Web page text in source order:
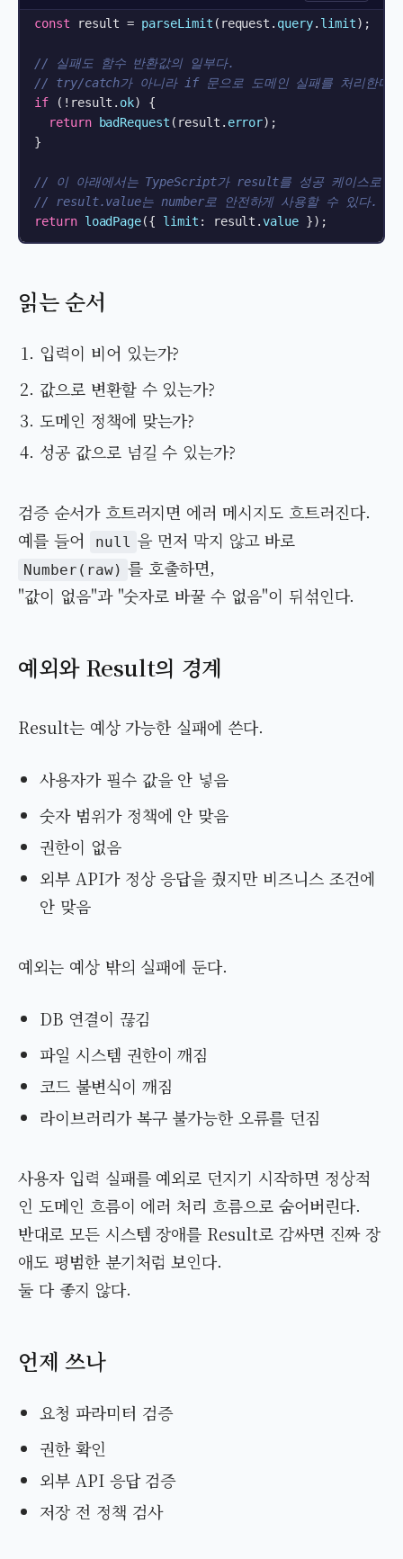
const result = parseLimit (request. query. limit);
// 실패도 함수 반환값의 일부다.
// try/catch가 아니라 if 문으로 도메인 실패를 처리한다.
if (!result. ok) {
return
badRequest (result. error);
}
// 이 아래에서는 TypeScript가 result를 성공 케이스로 좁
// result.value는 number로 안전하게 사용할 수 있다.
return loadPage({ limit : result.value
읽는 순서
입력이 비어 있는가?
값으로 변환할 수 있는가?
도메인 정책에 맞는가?
성공 값으로 넘길 수 있는가?
검증 순서가 흐트러지면 에러 메시지도 흐트러진다.
예를 들어
null 을 먼저 막지 않고 바로
Number(raw) 를 호출하면,
"값이 없음"과 "숫자로 바꿀 수 없음"이 뒤섞인다.
예외와 Result의 경계
Result는 예상 가능한 실패에 쓴다.
사용자가 필수 값을 안 넣음
숫자 범위가 정책에 안 맞음
권한이 없음
외부 API가 정상 응답을 줬지만 비즈니스 조건에
안 맞음
예외는 예상 밖의 실패에 둔다.
DB 연결이 끊김
파일 시스템 권한이 깨짐
코드 불변식이 깨짐
라이브러리가 복구 불가능한 오류를 던짐
사용자 입력 실패를 예외로 던지기 시작하면 정상적
인 도메인 흐름이 에러 처리 흐름으로 숨어버린다.
반대로 모든 시스템 장애를 Result로 감싸면 진짜 장
애도 평범한 분기처럼 보인다.
둘 다 좋지 않다.
언제 쓰나
요청 파라미터 검증
권한 확인
외부 API 응답 검증
저장 전 정책 검사